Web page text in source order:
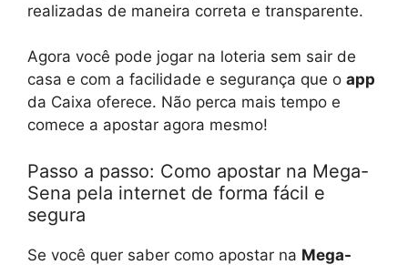
realizadas de maneira correta e transparente.
Agora você pode jogar na loteria sem sair de
casa e com a facilidade e segurança que o app
da Caixa oferece. Não perca mais tempo e
comece a apostar agora mesmo!
Passo a passo: Como apostar na Mega-
Sena pela internet de forma fácil e
segura
Se você quer saber como apostar na Mega-